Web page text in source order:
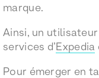
marque.
Ainsi, un
services d’Expedia
Pour émerger en